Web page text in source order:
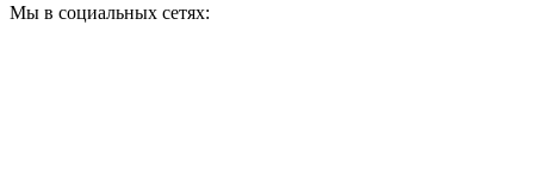
Мы в социальных сетях: